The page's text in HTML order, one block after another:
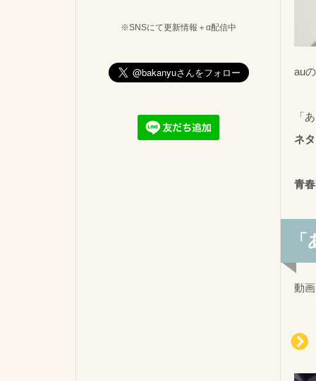
au
「
ネタ
青
動
※SNSにて更新情報＋α配信中